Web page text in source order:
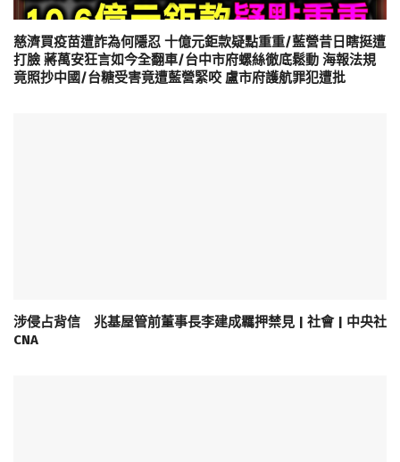
慈濟買疫苗遭詐為何隱忍 十億元鉅款疑點重重/藍營昔日瞎挺遭
打臉 蔣萬安狂言如今全翻車/台中市府螺絲徹底鬆動 海報法規
竟照抄中國/台糖受害竟遭藍營緊咬 盧市府護航罪犯遭批
涉侵占背信 兆基屋管前董事長李建成羈押禁見 | 社會 | 中央社
CNA